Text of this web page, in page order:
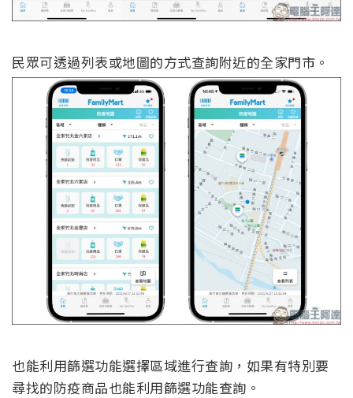
民眾可透過列表或地圖的方式查詢附近的全家門市。
也能利用篩選功能選擇區域進行查詢，如果有特別要
尋找的防疫商品也能利用篩選功能查詢。